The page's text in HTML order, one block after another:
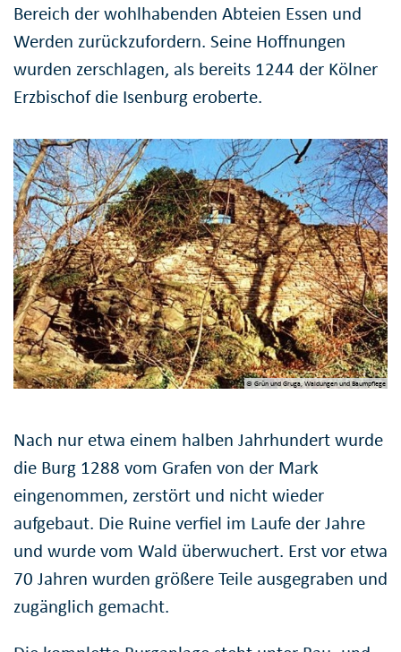
Bereich der wohlhabenden Abteien Essen und
Werden zurückzufordern. Seine Hoffnungen
wurden zerschlagen, als bereits 1244 der Kölner
Erzbischof die Isenburg eroberte.
© Grün und Gruga, Waldungen und Baumpflege
Nach nur etwa einem halben Jahrhundert wurde
die Burg 1288 vom Grafen von der Mark
eingenommen, zerstört und nicht wieder
aufgebaut. Die Ruine verfiel im Laufe der Jahre
und wurde vom Wald überwuchert. Erst vor etwa
70 Jahren wurden größere Teile ausgegraben und
zugänglich gemacht.